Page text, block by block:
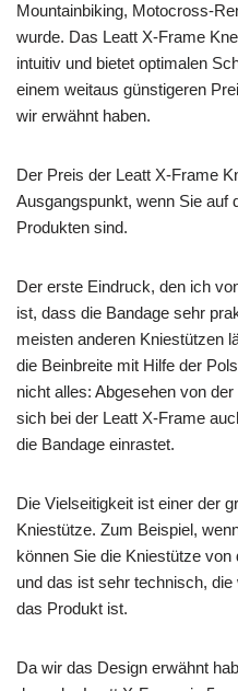
Mountainbiking, Motocross-
wurde. Das Leatt X-Frame
intuitiv und bietet optimalen
einem weitaus günstigeren
wir erwähnt haben.
Der Preis der Leatt X-Frame
Ausgangspunkt, wenn Sie auf
Produkten sind.
Der erste Eindruck, den ich
ist, dass die Bandage sehr
meisten anderen Kniestützen
die Beinbreite mit Hilfe der
nicht alles: Abgesehen von
sich bei der Leatt X-Frame
die Bandage einrastet.
Die Vielseitigkeit ist einer der
Kniestütze. Zum Beispiel,
können Sie die Kniestütze
und das ist sehr technisch,
das Produkt ist.
Da wir das Design erwähnt